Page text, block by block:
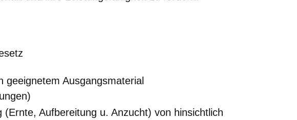
geeignetem Ausgangsmaterial
(Ernte, Aufbereitung u. Anzucht) von hinsichtlich